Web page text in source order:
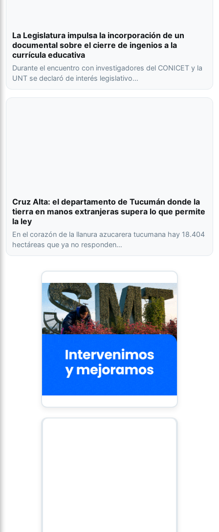
La Legislatura impulsa la incorporación de un
documental sobre el cierre de ingenios a la
currícula educativa
Durante el encuentro con investigadores del CONICET y la
UNT se declaró de interés legislativo…
Cruz Alta: el departamento de Tucumán donde la
tierra en manos extranjeras supera lo que permite
la ley
En el corazón de la llanura azucarera tucumana hay 18.404
hectáreas que ya no responden…